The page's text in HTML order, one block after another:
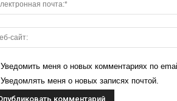
Уведомить меня о новых комментариях по
Уведомлять меня о новых записях почтой.